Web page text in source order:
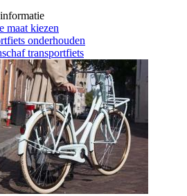
maat kiezen
onderhouden
transportfiets